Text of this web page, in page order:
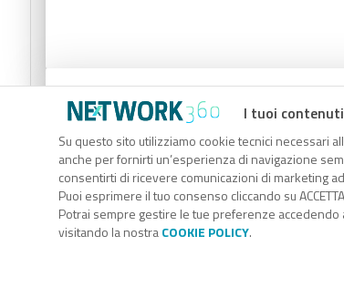
I tuoi
Su questo sito utilizziamo cookie tecnici necessari
anche per fornirti un’esperienza di navigazione
consentirti di ricevere comunicazioni di marketing
Puoi esprimere il tuo consenso cliccando su
Potrai sempre gestire le tue preferenze accedendo
visitando la nostraCOOKIE POLICY.
Codice Rss
Clicca sul pulsante per copiare il link
RSS link